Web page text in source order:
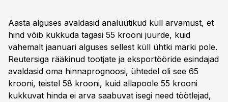
Aasta alguses avaldasid analüütikud küll arvamust, et
hind võib kukkuda tagasi 55 krooni juurde, kuid
vähemalt jaanuari alguses sellest küll ühtki märki pole.
Reutersiga rääkinud tootjate ja eksportööride esindajad
avaldasid oma hinnaprognoosi, ühtedel oli see 65
krooni, teistel 58 krooni, kuid allapoole 55 krooni
kukkuvat hinda ei arva saabuvat isegi need töötlejad,